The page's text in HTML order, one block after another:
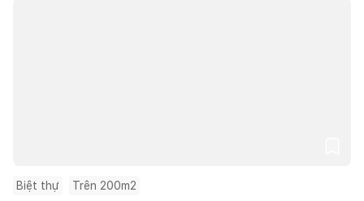
Biệt thự Trên 200m2